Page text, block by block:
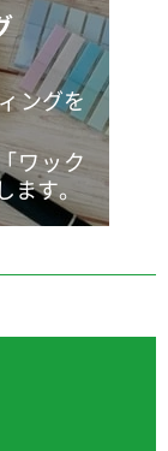
ングを
ワック
ます。